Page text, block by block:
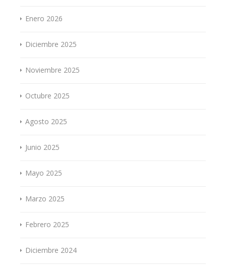
Enero 2026
Diciembre 2025
Noviembre 2025
Octubre 2025
Agosto 2025
Junio 2025
Mayo 2025
Marzo 2025
Febrero 2025
Diciembre 2024